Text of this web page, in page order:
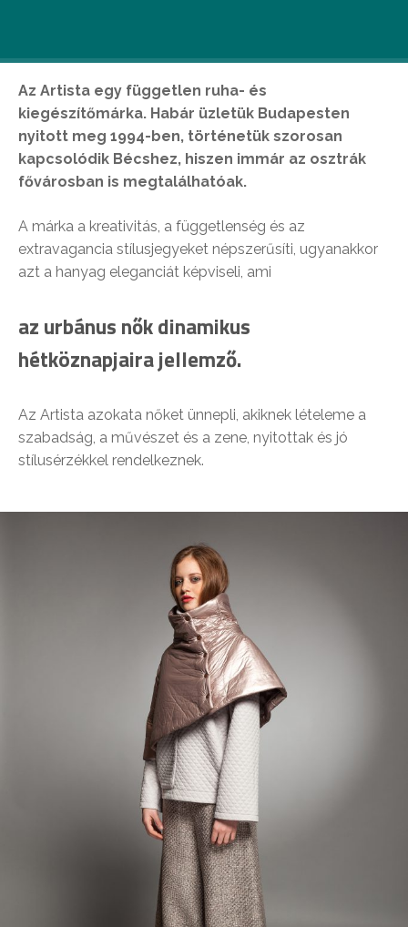
Az Artista egy független ruha- és
kiegészítőmárka. Habár üzletük Budapesten
nyitott meg 1994-ben, történetük szorosan
kapcsolódik Bécshez, hiszen immár az osztrák
fővárosban is megtalálhatóak.
A márka a kreativitás, a függetlenség és az
extravagancia stílusjegyeket népszerűsíti, ugyanakkor
azt a hanyag eleganciát képviseli, ami
az urbánus nők dinamikus
hétköznapjaira jellemző.
Az Artista azokata nőket ünnepli, akiknek lételeme a
szabadság, a művészet és a zene, nyitottak és jó
stílusérzékkel rendelkeznek.